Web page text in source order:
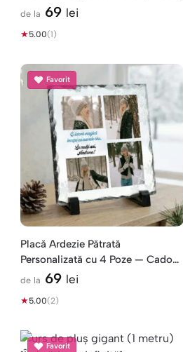
de la 69 lei
★5.00(1)
Favorit
Placă Ardezie Pătrată
Personalizată cu 4 Poze — Cadou
Andreea
de la 69 lei
★5.00(2)
Favorit